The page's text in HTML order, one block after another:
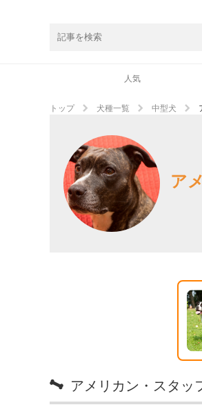
人気
トップ 犬種一覧 中型犬
ア
アメリカン・スタッ